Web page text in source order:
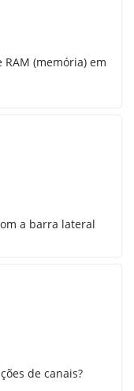
(memória) em
a barra lateral
de canais?